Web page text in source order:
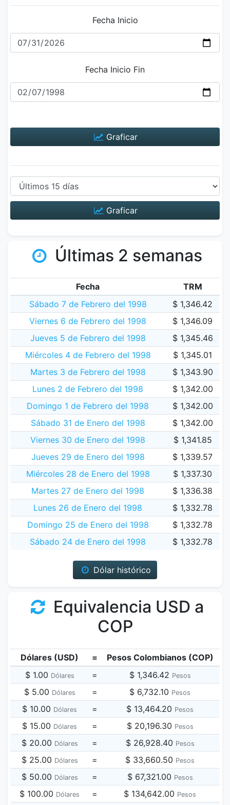
Fecha Inicio
Fecha Inicio Fin
Graficar
Graficar
Últimas 2 semanas
Fecha
TRM
Sábado 7 de Febrero del 1998
$ 1,346.42
Viernes 6 de Febrero del 1998
$ 1,346.09
Jueves 5 de Febrero del 1998
$ 1,345.46
Miércoles 4 de Febrero del 1998
$ 1,345.01
Martes 3 de Febrero del 1998
$ 1,343.90
Lunes 2 de Febrero del 1998
$ 1,342.00
Domingo 1 de Febrero del 1998
$ 1,342.00
Sábado 31 de Enero del 1998
$ 1,342.00
Viernes 30 de Enero del 1998
$ 1,341.85
Jueves 29 de Enero del 1998
$ 1,339.57
Miércoles 28 de Enero del 1998
$ 1,337.30
Martes 27 de Enero del 1998
$ 1,336.38
Lunes 26 de Enero del 1998
$ 1,332.78
Domingo 25 de Enero del 1998
$ 1,332.78
Sábado 24 de Enero del 1998
$ 1,332.78
Dólar histórico
Equivalencia USD a
COP
Dólares (USD) =
Pesos Colombianos (COP)
$ 1.00 Dólares = $ 1,346.42 Pesos
$ 5.00 Dólares = $ 6,732.10 Pesos
$ 10.00 Dólares = $ 13,464.20 Pesos
$ 15.00 Dólares = $ 20,196.30 Pesos
$ 20.00 Dólares = $ 26,928.40 Pesos
$ 25.00 Dólares = $ 33,660.50 Pesos
$ 50.00 Dólares = $ 67,321.00 Pesos
$ 100.00 Dólares = $ 134,642.00 Pesos